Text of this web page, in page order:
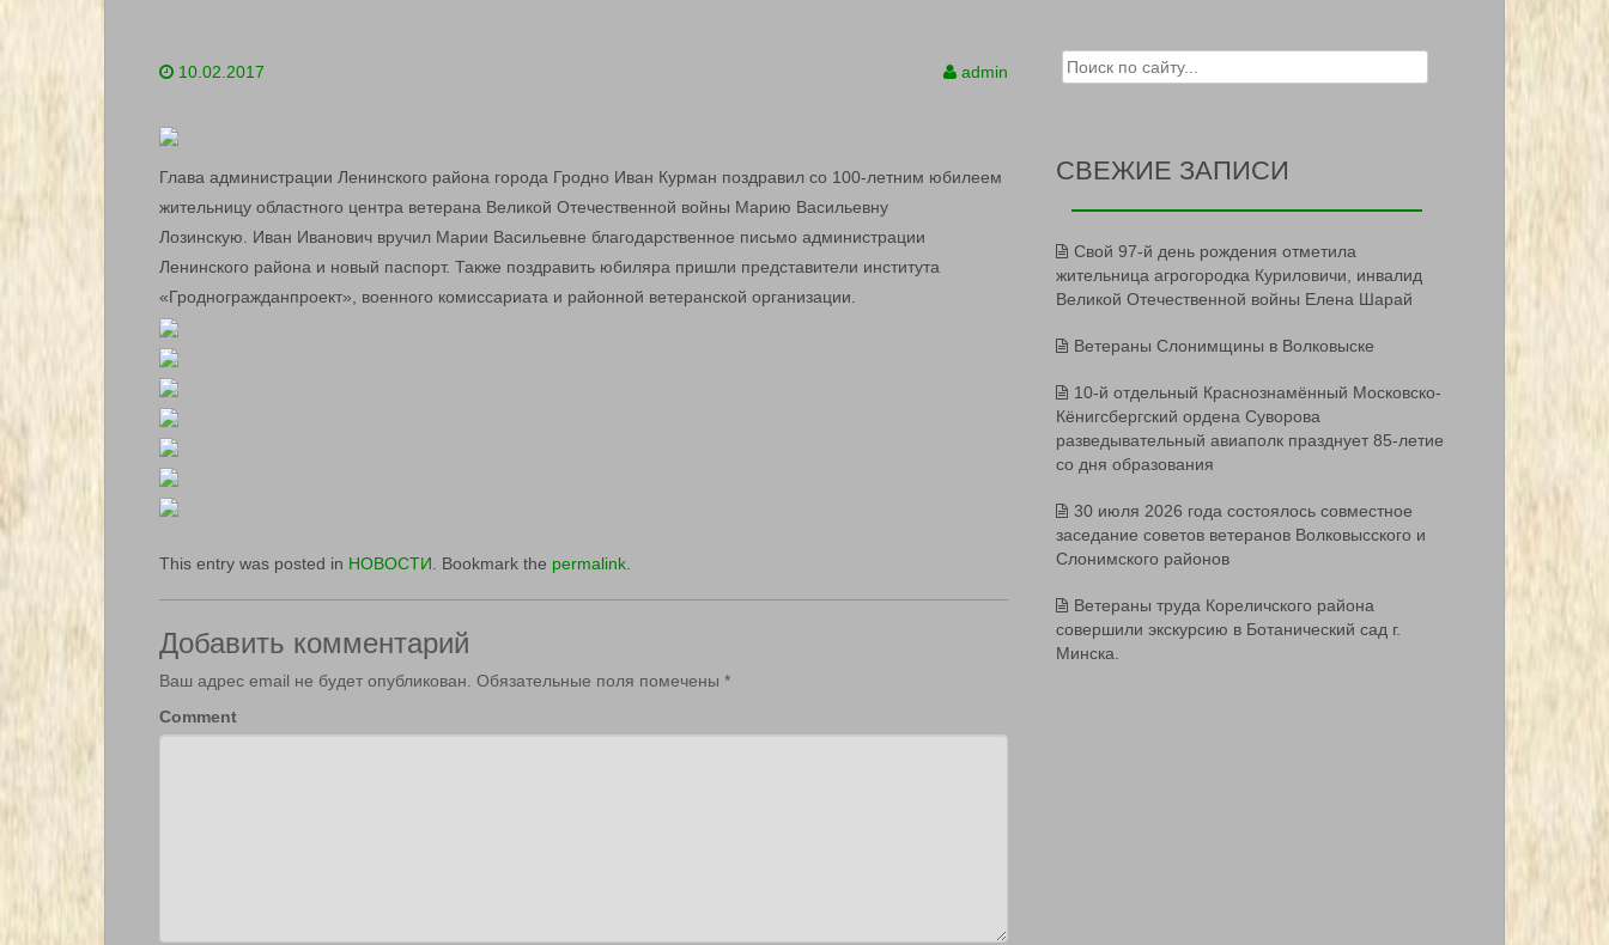
10.02.2017 admin
Глава администрации Ленинского района города Гродно Иван Курман поздравил со 100-летним юбилеем
жительницу областного центра ветерана Великой Отечественной войны Марию Васильевну
Лозинскую. Иван Иванович вручил Марии Васильевне благодарственное письмо администрации
Ленинского района и новый паспорт. Также поздравить юбиляра пришли представители института
«Гродногражданпроект», военного комиссариата и районной ветеранской организации.
This entry was posted in НОВОСТИ . Bookmark the permalink
Добавить комментарий
Ваш адрес email не будет опубликован. Обязательные поля помечены *
Comment
Search for:
СВЕЖИЕ ЗАПИСИ
Свой 97-й день рождения отметила
жительница агрогородка Куриловичи, инвалид
Великой Отечественной войны Елена Шарай
Ветераны Слонимщины в Волковыске
10-й отдельный Краснознамённый Московско-
Кёнигсбергский ордена Суворова
разведывательный авиаполк празднует 85-летие
со дня образования
30 июля 2026 года состоялось совместное
заседание советов ветеранов Волковысского и
Слонимского районов
Ветераны труда Кореличского района
совершили экскурсию в Ботанический сад г.
Минска.